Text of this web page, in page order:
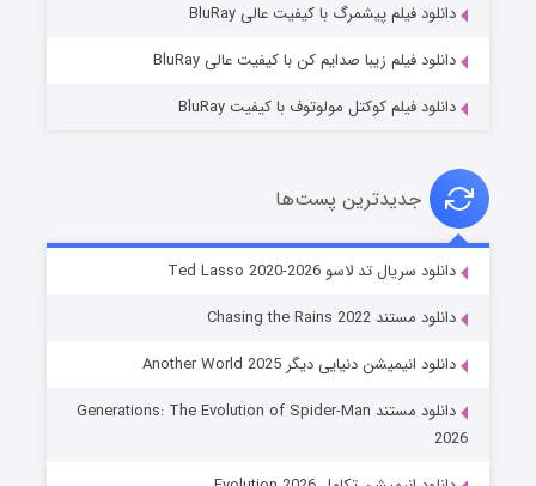
خاندان اژدها فصل ۳
دانلود فیلم پیشمرگ با کیفیت عالی BluRay
دانلود فیلم زیبا صدایم کن با کیفیت عالی BluRay
دانلود فیلم کوکتل مولوتوف با کیفیت BluRay
جدیدترین پست‌ها
دانلود سریال تد لاسو Ted Lasso 2020-2026
دانلود مستند Chasing the Rains 2022
دانلود انیمیشن دنیایی دیگر Another World 2025
دانلود مستند Generations: The Evolution of Spider-Man
2026